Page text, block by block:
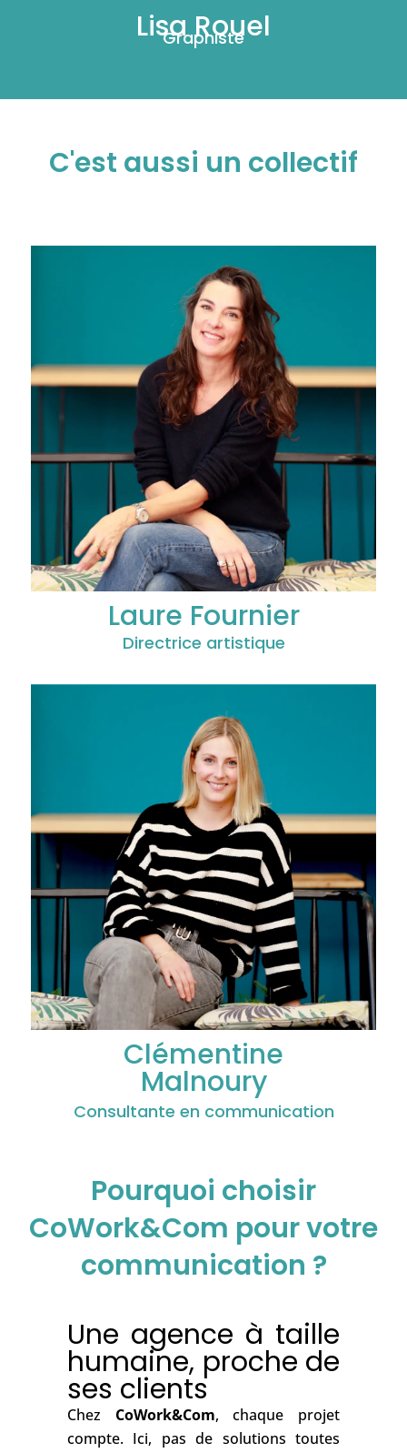
Lisa Rouel
Laure Fournier
Clémentine
Malnoury
Pourquoi choisir
CoWork&Com pour votre
Une agence à taille
humaine, proche de
ses clients
ChezCoWork&Com , chaque projet